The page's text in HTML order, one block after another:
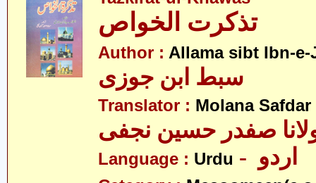
تذکرت الخواص
Author : Allama sibt Ibn-e-
سبط ابن جوزی
Translator : Molana
صفدر حسین نجفی
Language : Urdu